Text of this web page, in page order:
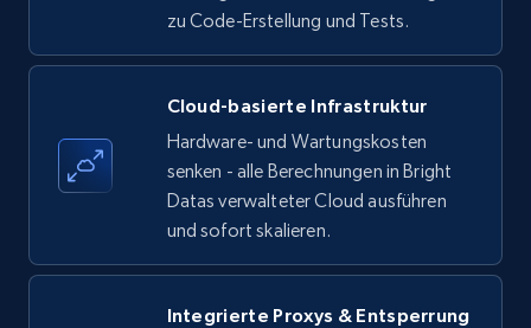
Amazon products - find products by using
upc numbers
Title, Seller name, Brand, Description, Initial
price, Currency, Availability, Reviews count, and
zu Code-Erstellung und Tests.
Cloud-basierte Infrastruktur
Hardware- und Wartungskosten
senken - alle Berechnungen in Bright
Datas verwalteter Cloud ausführen
und sofort skalieren.
Integrierte Proxys & Entsperrung